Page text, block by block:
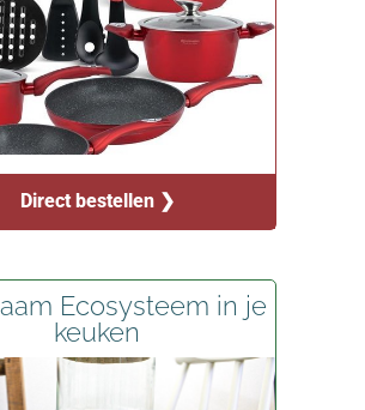
Direct bestellen ❯
Ecosysteem in je
keuken